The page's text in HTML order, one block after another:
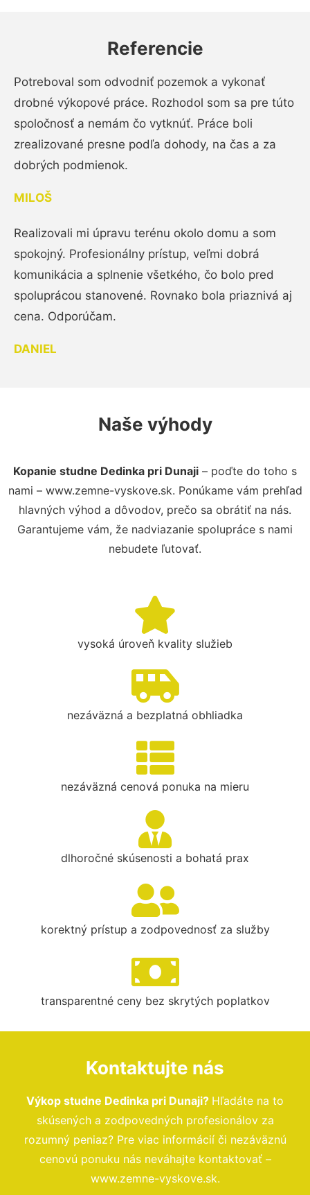
Referencie
Potreboval som odvodniť pozemok a vykonať
drobné výkopové práce. Rozhodol som sa pre túto
spoločnosť a nemám čo vytknúť. Práce boli
zrealizované presne podľa dohody, na čas a za
dobrých podmienok.
MILOŠ
Realizovali mi úpravu terénu okolo domu a som
spokojný. Profesionálny prístup, veľmi dobrá
komunikácia a splnenie všetkého, čo bolo pred
spoluprácou stanovené. Rovnako bola priaznivá aj
cena. Odporúčam.
DANIEL
Naše výhody
Kopanie studne Dedinka pri Dunaji – poďte do toho s
nami – www.zemne-vyskove.sk. Ponúkame vám prehľad
hlavných výhod a dôvodov, prečo sa obrátiť na nás.
Garantujeme vám, že nadviazanie spolupráce s nami
nebudete ľutovať.
vysoká úroveň kvality služieb
nezáväzná a bezplatná obhliadka
nezáväzná cenová ponuka na mieru
dlhoročné skúsenosti a bohatá prax
korektný prístup a zodpovednosť za služby
transparentné ceny bez skrytých poplatkov
Kontaktujte nás
Výkop studne Dedinka pri Dunaji? Hľadáte na to
skúsených a zodpovedných profesionálov za
rozumný peniaz? Pre viac informácií či nezáväznú
cenovú ponuku nás neváhajte kontaktovať –
www.zemne-vyskove.sk.